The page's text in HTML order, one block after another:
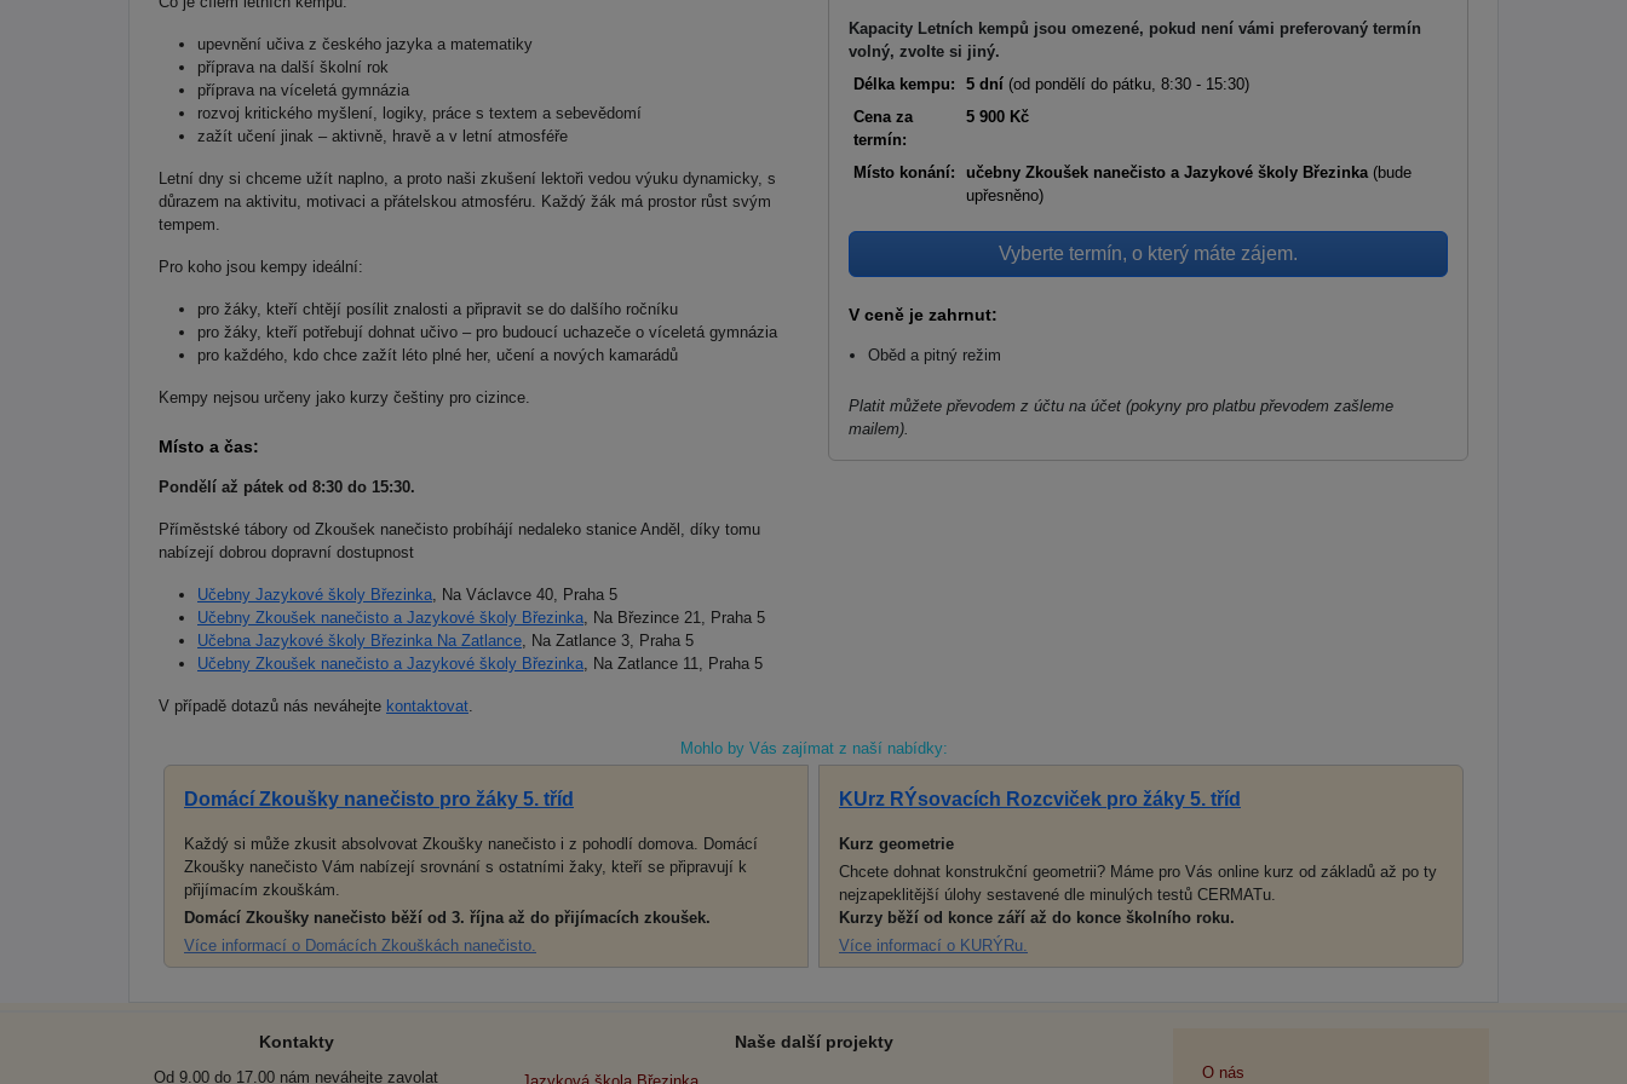
upevnění učiva z českého jazyka a matematiky
příprava na další školní rok
příprava na víceletá gymnázia
rozvoj kritického myšlení, logiky, práce s textem a sebevědomí
zažít učení jinak – aktivně, hravě a v letní atmosféře
Letní dny si chceme užít naplno, a proto naši zkušení lektoři vedou výuku dynamicky, s
důrazem na aktivitu, motivaci a přátelskou atmosféru. Každý žák má prostor růst svým
tempem.
Pro koho jsou kempy ideální:
pro žáky, kteří chtějí posílit znalosti a připravit se do dalšího ročníku
pro žáky, kteří potřebují dohnat učivo – pro budoucí uchazeče o víceletá gymnázia
pro každého, kdo chce zažít léto plné her, učení a nových kamarádů
Kempy nejsou určeny jako kurzy češtiny pro cizince.
Místo a čas:
Pondělí až pátek od 8:30 do 15:30.
Příměstské tábory od Zkoušek nanečisto probíhájí nedaleko stanice Anděl, díky tomu
nabízejí dobrou dopravní dostupnost
Učebny Jazykové školy Březinka , Na Václavce 40, Praha 5
Učebny Zkoušek nanečisto a Jazykové školy Březinka , Na Březince 21, Praha 5
Učebna Jazykové školy Březinka Na Zatlance , Na Zatlance 3, Praha 5
Učebny Zkoušek nanečisto a Jazykové školy Březinka , Na Zatlance 11, Praha 5
V případě dotazů nás neváhejte kontaktovat
Kapacity Letních kempů jsou omezené, pokud není vámi preferovaný termín
volný, zvolte si jiný.
Délka kempu:
5 dní (od pondělí do pátku, 8:30 - 15:30)
Cena za
termín:
5 900 Kč
Místo konání: učebny Zkoušek nanečisto a Jazykové školy Březinka(bude
upřesněno)
Vyberte termín, o který máte zájem.
V ceně je zahrnut:
Oběd a pitný režim
Platit můžete převodem z účtu na účet (pokyny pro platbu převodem zašleme
mailem).
Mohlo by Vás zajímat z naší nabídky:
Domácí Zkoušky nanečisto pro žáky 5. tříd
Každý si může zkusit absolvovat Zkoušky nanečisto i z pohodlí domova. Domácí
Zkoušky nanečisto Vám nabízejí srovnání s ostatními žaky, kteří se připravují k
přijímacím zkouškám.
Domácí Zkoušky nanečisto běží od 3. října až do přijímacích zkoušek.
Více informací o Domácích Zkouškách nanečisto.
KUrz RÝsovacích Rozcviček pro žáky 5. tříd
Kurz geometrie
Chcete dohnat konstrukční geometrii? Máme pro Vás online kurz od základů až po ty
nejzapeklitější úlohy sestavené dle minulých testů CERMATu.
Kurzy běží od konce září až do konce školního roku.
Více informací o KURÝRu.
Kontakty
Od 9.00 do 17.00 nám neváhejte zavolat
Naše další projekty
O nás